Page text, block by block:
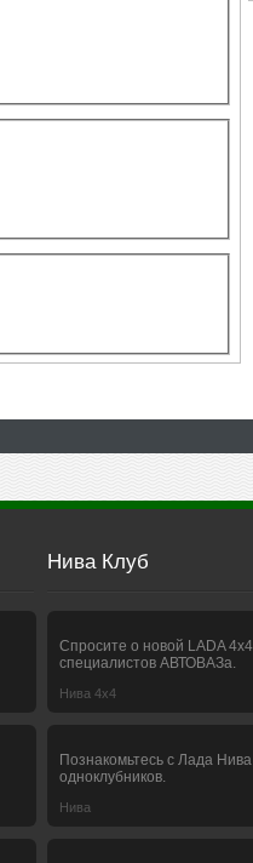
Нива Клуб
Спросите о новой LADA
специалистов АВТОВАЗа.
Нива 4х4
Познакомьтесь с Лада Нива
одноклубников.
Нива